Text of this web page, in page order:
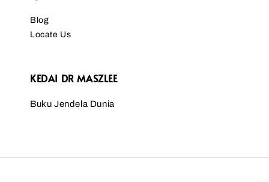
Blog
Locate Us
KEDAI DR MASZLEE
Buku Jendela Dunia